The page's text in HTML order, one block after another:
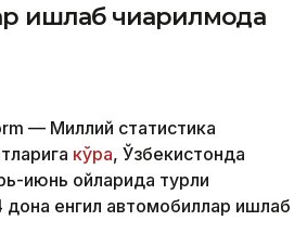
ишлаб чиқарилмоқда
— Миллий статистика
кўра, Ўзбекистонда
июнь ойларида турли
дона енгил автомобиллар ишлаб